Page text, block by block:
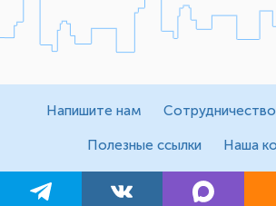
Напишите нам Сотрудничество
Полезные ссылки Наша